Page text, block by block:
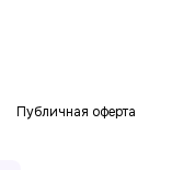
Публичная оферта